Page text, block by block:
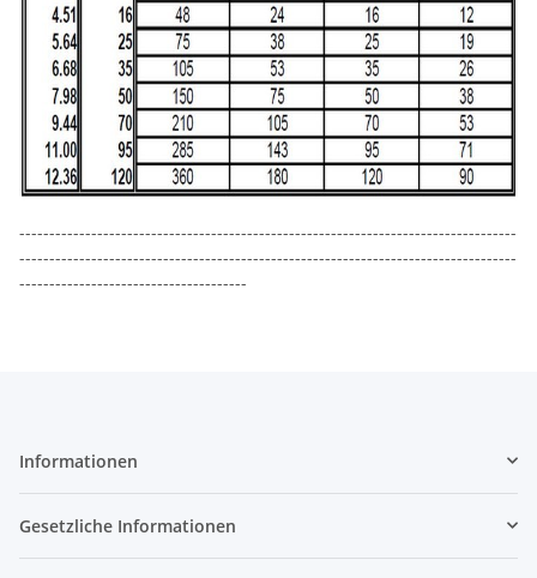
-----------------------------------------------------------------------------------
-----------------------------------------------------------------------------------
--------------------------------------
Informationen
Gesetzliche Informationen